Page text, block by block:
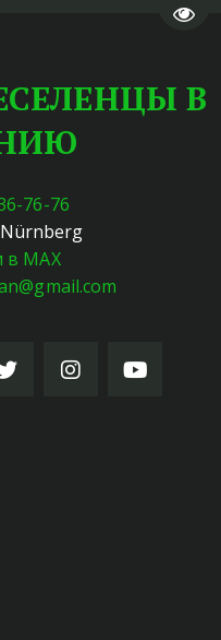
В
76-76
Nürnberg
в MAX